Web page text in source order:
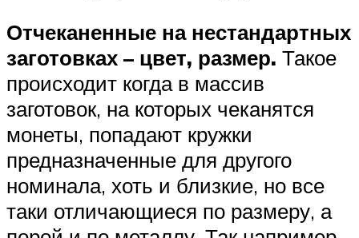
Отчеканенные на нестандартных
заготовках – цвет, размер. Такое
происходит когда в массив
заготовок, на которых чеканятся
монеты, попадают кружки
предназначенные для другого
номинала, хоть и близкие, но все
таки отличающиеся по размеру, а